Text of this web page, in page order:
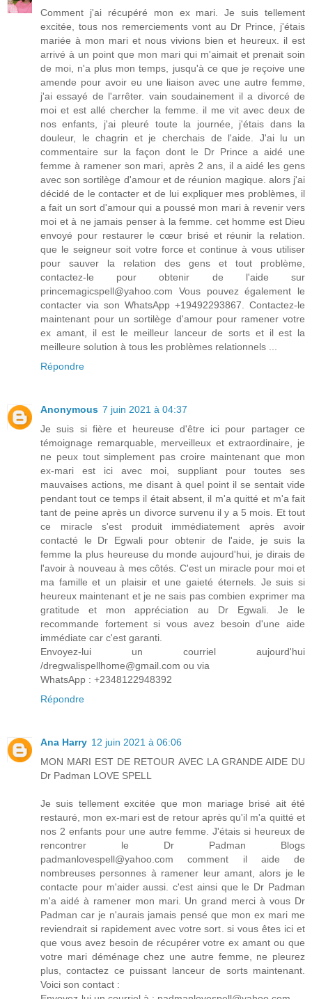
Comment j'ai récupéré mon ex mari. Je suis tellement
excitée, tous nos remerciements vont au Dr Prince, j'étais
mariée à mon mari et nous vivions bien et heureux. il est
arrivé à un point que mon mari qui m'aimait et prenait soin
de moi, n'a plus mon temps, jusqu'à ce que je reçoive une
amende pour avoir eu une liaison avec une autre femme,
j'ai essayé de l'arrêter. vain soudainement il a divorcé de
moi et est allé chercher la femme. il me vit avec deux de
nos enfants, j'ai pleuré toute la journée, j'étais dans la
douleur, le chagrin et je cherchais de l'aide. J'ai lu un
commentaire sur la façon dont le Dr Prince a aidé une
femme à ramener son mari, après 2 ans, il a aidé les gens
avec son sortilège d'amour et de réunion magique. alors j'ai
décidé de le contacter et de lui expliquer mes problèmes, il
a fait un sort d'amour qui a poussé mon mari à revenir vers
moi et à ne jamais penser à la femme. cet homme est Dieu
envoyé pour restaurer le cœur brisé et réunir la relation.
que le seigneur soit votre force et continue à vous utiliser
pour sauver la relation des gens et tout problème,
contactez-le pour obtenir de l'aide sur
princemagicspell@yahoo.com Vous pouvez également le
contacter via son WhatsApp +19492293867. Contactez-le
maintenant pour un sortilège d'amour pour ramener votre
ex amant, il est le meilleur lanceur de sorts et il est la
meilleure solution à tous les problèmes relationnels ...
Répondre
Anonymous 7 juin 2021 à 04:37
Je suis si fière et heureuse d'être ici pour partager ce
témoignage remarquable, merveilleux et extraordinaire, je
ne peux tout simplement pas croire maintenant que mon
ex-mari est ici avec moi, suppliant pour toutes ses
mauvaises actions, me disant à quel point il se sentait vide
pendant tout ce temps il était absent, il m'a quitté et m'a fait
tant de peine après un divorce survenu il y a 5 mois. Et tout
ce miracle s'est produit immédiatement après avoir
contacté le Dr Egwali pour obtenir de l'aide, je suis la
femme la plus heureuse du monde aujourd'hui, je dirais de
l'avoir à nouveau à mes côtés. C'est un miracle pour moi et
ma famille et un plaisir et une gaieté éternels. Je suis si
heureux maintenant et je ne sais pas combien exprimer ma
gratitude et mon appréciation au Dr Egwali. Je le
recommande fortement si vous avez besoin d'une aide
immédiate car c'est garanti.
Envoyez-lui un courriel aujourd'hui
/dregwalispellhome@gmail.com ou via
WhatsApp : +2348122948392
Répondre
Ana Harry 12 juin 2021 à 06:06
MON MARI EST DE RETOUR AVEC LA GRANDE AIDE DU
Dr Padman LOVE SPELL
Je suis tellement excitée que mon mariage brisé ait été
restauré, mon ex-mari est de retour après qu'il m'a quitté et
nos 2 enfants pour une autre femme. J'étais si heureux de
rencontrer le Dr Padman Blogs
padmanlovespell@yahoo.com comment il aide de
nombreuses personnes à ramener leur amant, alors je le
contacte pour m'aider aussi. c'est ainsi que le Dr Padman
m'a aidé à ramener mon mari. Un grand merci à vous Dr
Padman car je n'aurais jamais pensé que mon ex mari me
reviendrait si rapidement avec votre sort. si vous êtes ici et
que vous avez besoin de récupérer votre ex amant ou que
votre mari déménage chez une autre femme, ne pleurez
plus, contactez ce puissant lanceur de sorts maintenant.
Voici son contact :